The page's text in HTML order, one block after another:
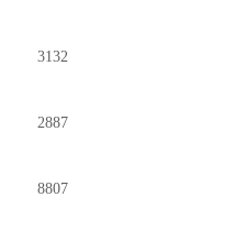
3132
2887
8807